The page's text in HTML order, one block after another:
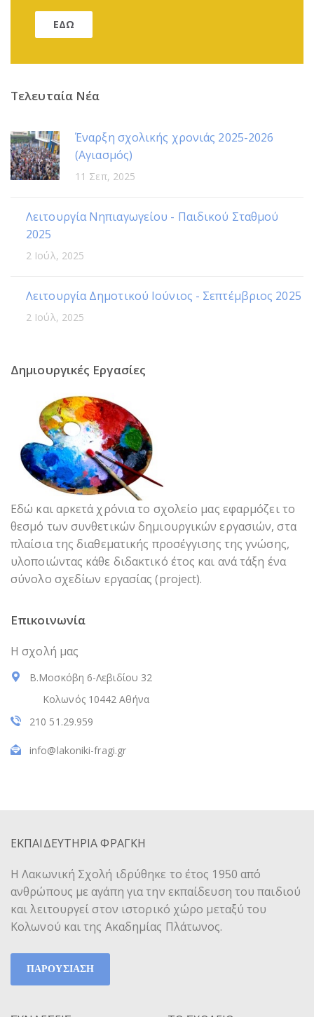
ΕΔΩ
Τελευταία Νέα
Έναρξη σχολικής χρονιάς 2025-2026
(Αγιασμός)
11 Σεπ, 2025
Λειτουργία Νηπιαγωγείου - Παιδικού Σταθμού
2025
2 Ιούλ, 2025
Λειτουργία Δημοτικού Ιούνιος - Σεπτέμβριος 2025
2 Ιούλ, 2025
Δημιουργικές Εργασίες
Εδώ και αρκετά χρόνια το σχολείο μας εφαρμόζει το
θεσμό των συνθετικών δημιουργικών εργασιών, στα
πλαίσια της διαθεματικής προσέγγισης της γνώσης,
υλοποιώντας κάθε διδακτικό έτος και ανά τάξη ένα
σύνολο σχεδίων εργασίας (project).
Επικοινωνία
Η σχολή μας
Β.Μοσκόβη 6-Λεβιδίου 32
Κολωνός 10442 Αθήνα
210 51.29.959
info@lakoniki-fragi.gr
ΕΚΠΑΙΔΕΥΤΗΡΙΑ ΦΡΑΓΚΗ
Η Λακωνική Σχολή ιδρύθηκε το έτος 1950 από
ανθρώπους με αγάπη για την εκπαίδευση του παιδιού
και λειτουργεί στον ιστορικό χώρο μεταξύ του
Κολωνού και της Ακαδημίας Πλάτωνος.
ΠΑΡΟΥΣΙΑΣΗ